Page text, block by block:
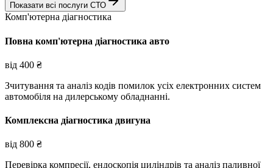
Показати всі послуги СТО
Комп'ютерна діагностика
Повна комп'ютерна діагностика авто
від 400 ₴
Зчитування та аналіз кодів помилок усіх електронних систем
автомобіля на дилерському обладнанні.
Комплексна діагностика двигуна
від 800 ₴
Перевірка компресії, ендоскопія циліндрів та аналіз паливної